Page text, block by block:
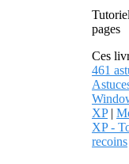
pages
Ces
461
XP|
XP -
recoins